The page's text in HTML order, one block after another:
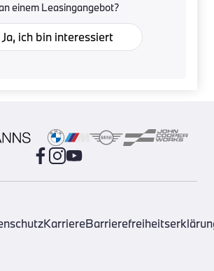
einem Leasingangebot?
Ja, ich bin interessiert
Karriere